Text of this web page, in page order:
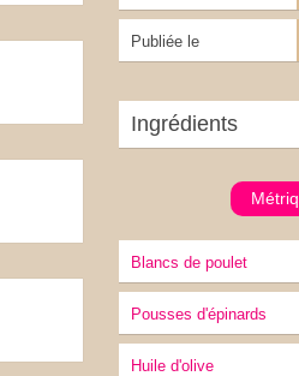
Publiée le
Ingrédients
Blancs de poulet
Pousses d'épinards
Huile d'olive